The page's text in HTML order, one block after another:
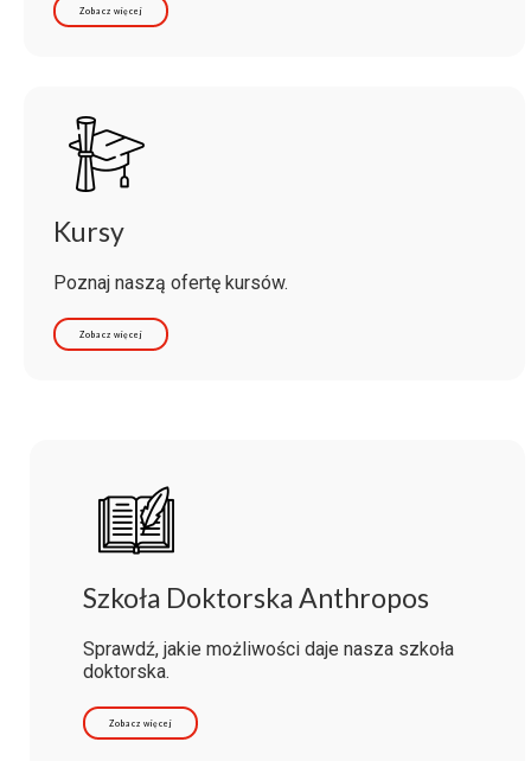
Zobacz więcej
Kursy
Poznaj naszą ofertę kursów.
Zobacz więcej
Szkoła Doktorska Anthropos
Sprawdź, jakie możliwości daje nasza szkoła
doktorska.
Zobacz więcej